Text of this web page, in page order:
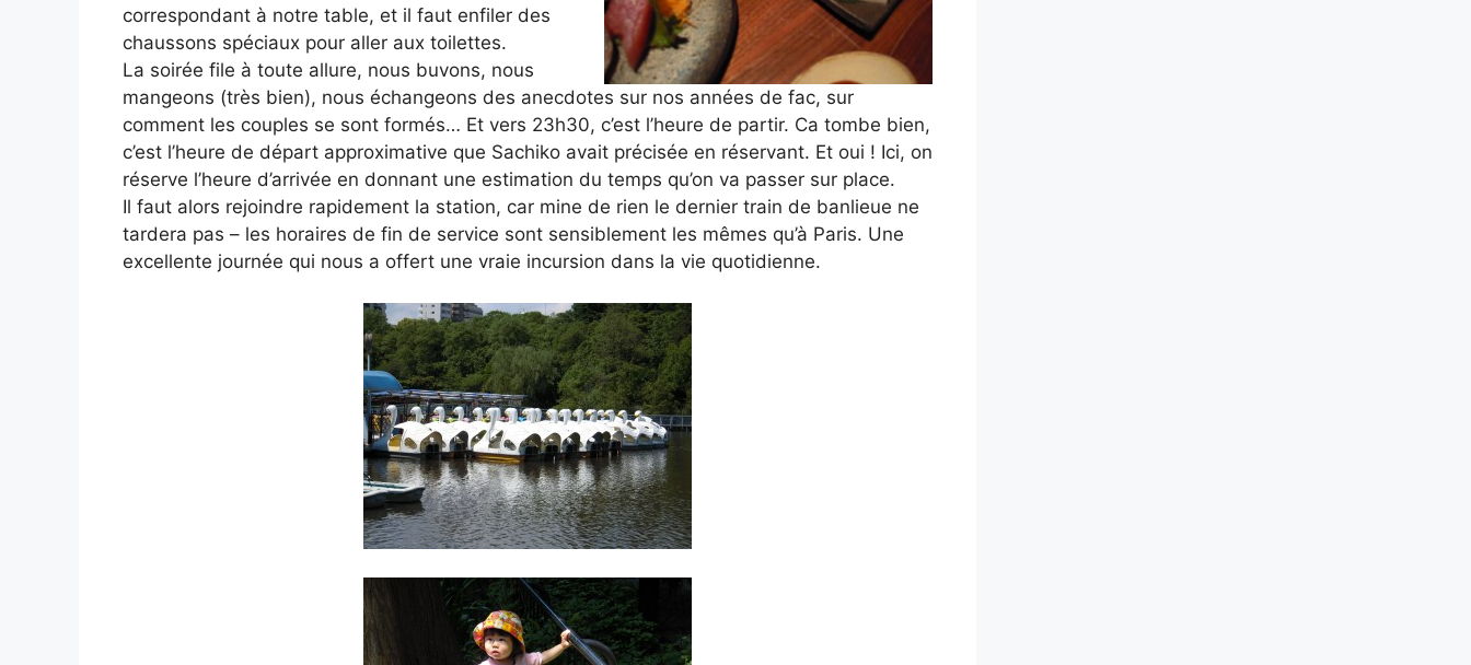
correspondant à notre table, et il faut enfiler des
chaussons spéciaux pour aller aux toilettes.
La soirée file à toute allure, nous buvons, nous
mangeons (très bien), nous échangeons des anecdotes sur nos années de fac, sur
comment les couples se sont formés… Et vers 23h30, c’est l’heure de partir. Ca tombe bien,
c’est l’heure de départ approximative que Sachiko avait précisée en réservant. Et oui ! Ici, on
réserve l’heure d’arrivée en donnant une estimation du temps qu’on va passer sur place.
Il faut alors rejoindre rapidement la station, car mine de rien le dernier train de banlieue ne
tardera pas – les horaires de fin de service sont sensiblement les mêmes qu’à Paris. Une
excellente journée qui nous a offert une vraie incursion dans la vie quotidienne.